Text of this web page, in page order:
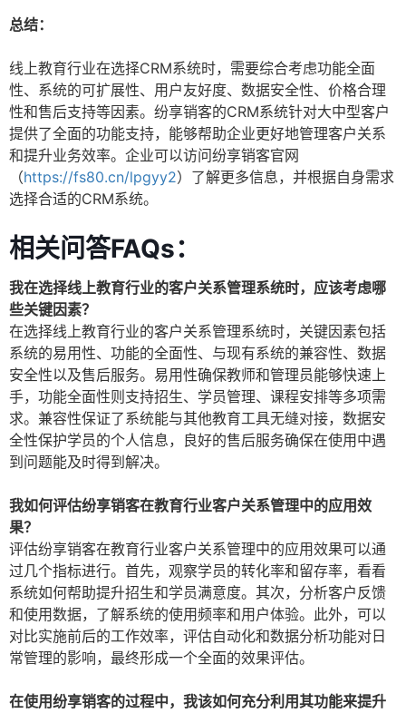
总结：
线上教育行业在选择CRM系统时，需要综合考虑功能全面
性、系统的可扩展性、用户友好度、数据安全性、价格合理
性和售后支持等因素。纷享销客的CRM系统针对大中型客户
提供了全面的功能支持，能够帮助企业更好地管理客户关系
和提升业务效率。企业可以访问纷享销客官网
（https://fs80.cn/lpgyy2）了解更多信息，并根据自身需求
选择合适的CRM系统。
相关问答FAQs：
我在选择线上教育行业的客户关系管理系统时，应该考虑哪
些关键因素？
在选择线上教育行业的客户关系管理系统时，关键因素包括
系统的易用性、功能的全面性、与现有系统的兼容性、数据
安全性以及售后服务。易用性确保教师和管理员能够快速上
手，功能全面性则支持招生、学员管理、课程安排等多项需
求。兼容性保证了系统能与其他教育工具无缝对接，数据安
全性保护学员的个人信息，良好的售后服务确保在使用中遇
到问题能及时得到解决。
我如何评估纷享销客在教育行业客户关系管理中的应用效
果？
评估纷享销客在教育行业客户关系管理中的应用效果可以通
过几个指标进行。首先，观察学员的转化率和留存率，看看
系统如何帮助提升招生和学员满意度。其次，分析客户反馈
和使用数据，了解系统的使用频率和用户体验。此外，可以
对比实施前后的工作效率，评估自动化和数据分析功能对日
常管理的影响，最终形成一个全面的效果评估。
在使用纷享销客的过程中，我该如何充分利用其功能来提升